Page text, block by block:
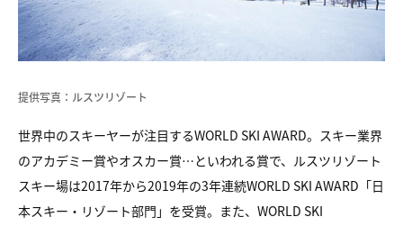
提供写真：ルスツリゾート
世界中のスキーヤーが注目するWORLD SKI AWARD。スキー業界
のアカデミー賞やオスカー賞…といわれる賞で、ルスツリゾート
スキー場は2017年から2019年の3年連続WORLD SKI AWARD「日
本スキー・リゾート部門」を受賞。また、WORLD SKI